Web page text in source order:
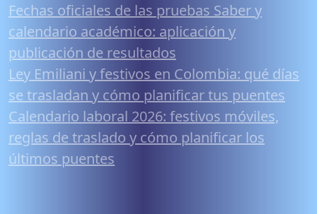
Fechas oficiales de las pruebas Saber y
calendario académico: aplicación y
publicación de resultados
Ley Emiliani y festivos en Colombia: qué días
se trasladan y cómo planificar tus puentes
Calendario laboral 2026: festivos móviles,
reglas de traslado y cómo planificar los
últimos puentes